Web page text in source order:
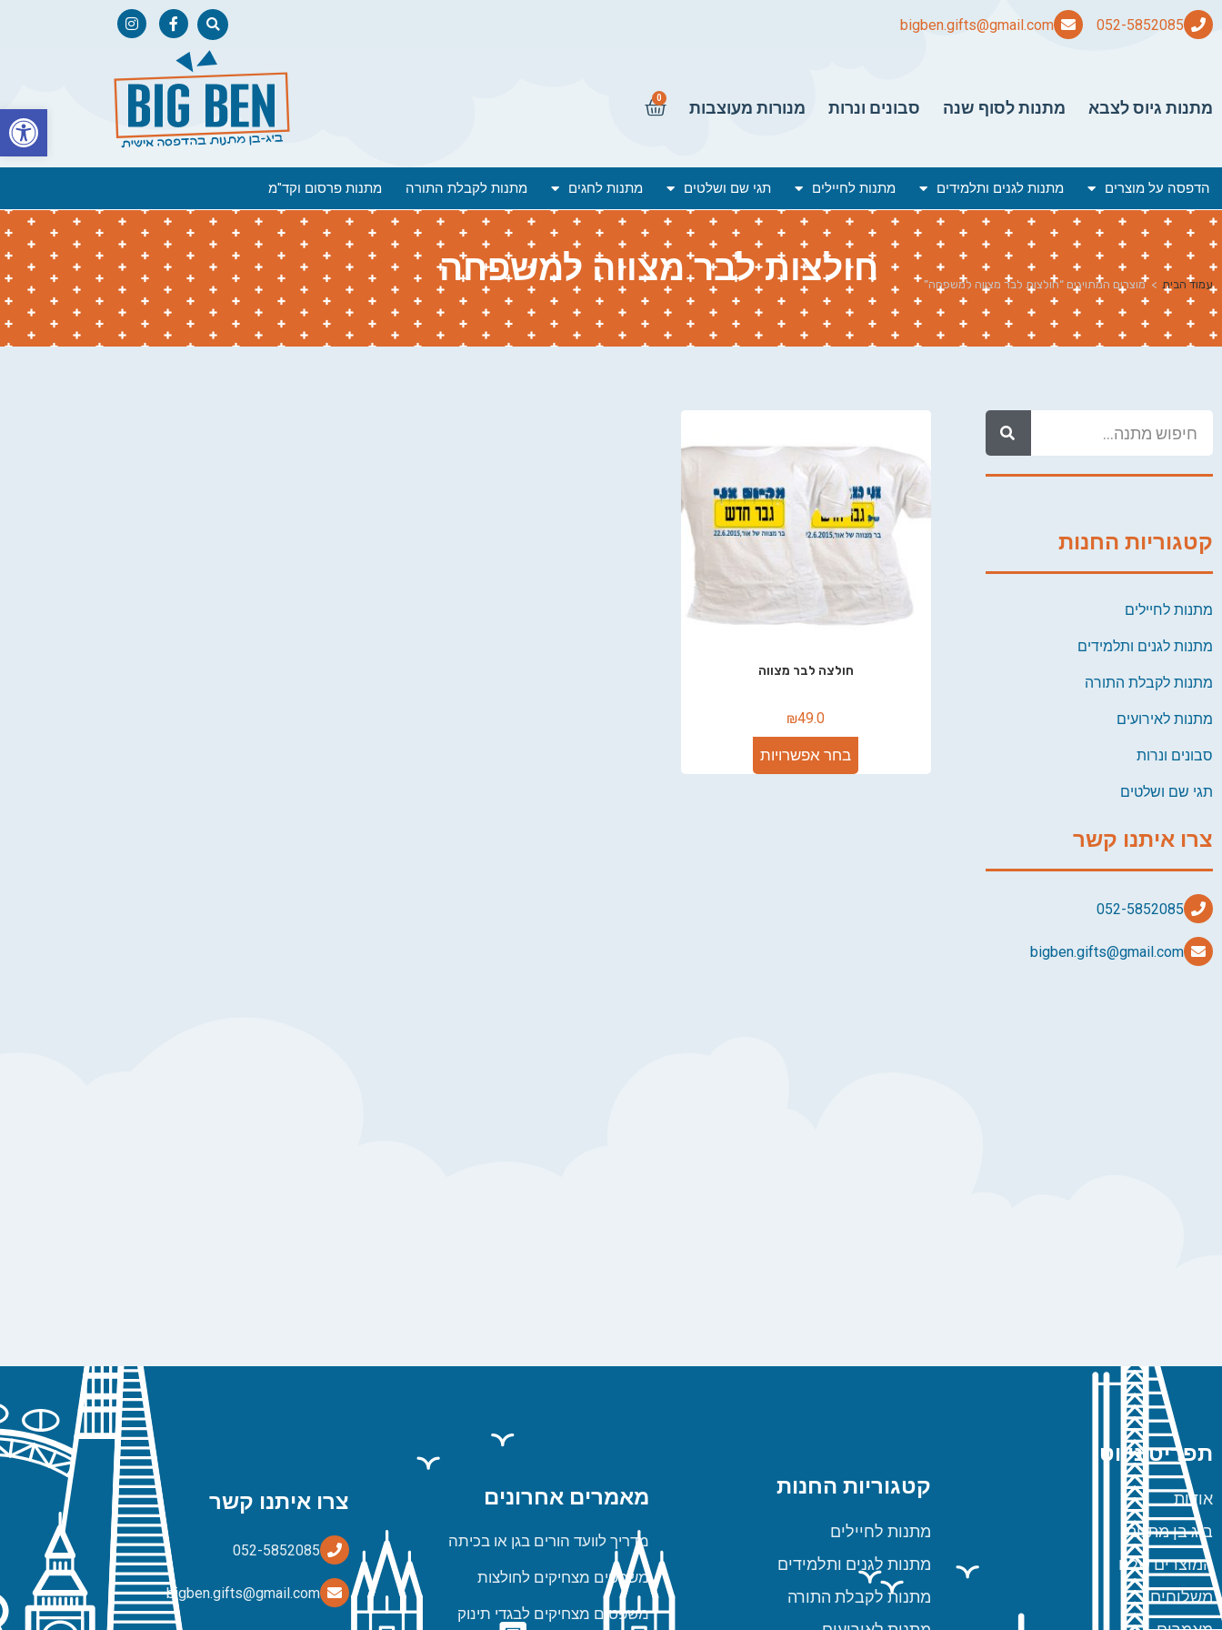
bigben.gifts@gmail.com
מתנות גיוס לצבא מתנות לסוף שנה סבונים ונרות מנורות מעוצבות
0
הדפסה על מוצרים מתנות לגנים ותלמידים מתנות לחיילים תגי שם ושלטים מתנות לחגים מתנות לקבלת התורה מתנות פרסום וקד"מ
חולצות לבר מצווה למשפחה עמוד הבית > מוצרים המתויגים “חולצות לבר מצווה למשפחה”
קטגוריות החנות
מתנות לחיילים
מתנות לגנים ותלמידים
מתנות לקבלת התורה
מתנות לאירועים
סבונים ונרות
תגי שם ושלטים
צרו איתנו קשר
bigben.gifts@gmail.com
חולצה לבר מצווה
₪49.0
בחר אפשרויות
תפריט ניווט
אודות
ביג בן מתנות
המוצרים שלנו
משלוחים
קטגוריות החנות
מתנות לחיילים
מתנות לגנים ותלמידים
מתנות לקבלת התורה
מאמרים אחרונים
מדריך לוועד הורים בגן או בכיתה
משפטים מצחיקים לחולצות
משפטים מצחיקים לבגדי תינוק
צרו איתנו קשר
bigben.gifts@gmail.com